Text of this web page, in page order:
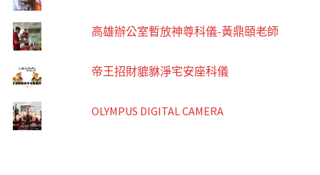
高雄辦公室暫放神尊科儀-黃鼎頤老師
帝王招財貔貅淨宅安座科儀
OLYMPUS DIGITAL CAMERA